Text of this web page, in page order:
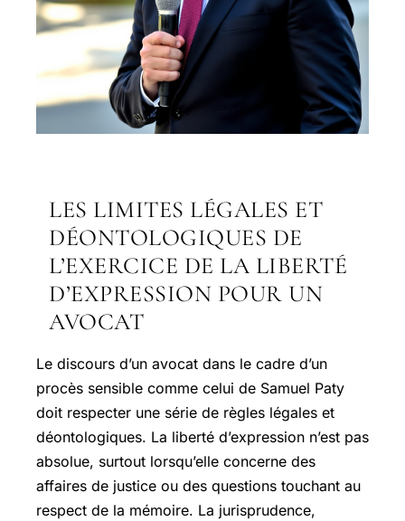
LES LIMITES LÉGALES ET
DÉONTOLOGIQUES DE
L’EXERCICE DE LA LIBERTÉ
D’EXPRESSION POUR UN
AVOCAT
Le discours d’un avocat dans le cadre d’un
procès sensible comme celui de Samuel Paty
doit respecter une série de règles légales et
déontologiques. La liberté d’expression n’est pas
absolue, surtout lorsqu’elle concerne des
affaires de justice ou des questions touchant au
respect de la mémoire. La jurisprudence,